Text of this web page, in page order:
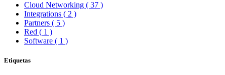
Cloud Networking ( 37 )
Integrations ( 2 )
Partners ( 5 )
Red ( 1 )
Software ( 1 )
Etiquetas